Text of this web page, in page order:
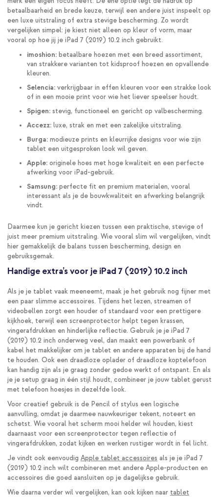
betaalbaarheid en brede keuze, terwijl een andere juist inspeelt op
een luxe uitstraling of extra stevige bescherming. Zo wordt
vergelijken simpel: je kiest niet alleen op kleur of vorm, maar
vooral op hoe jij je iPad 7 (2019) 10.2 inch gebruikt.
imoshion: betaalbare hoezen met een breed assortiment,
van strakkere varianten tot kidsproof hoezen en opvallende
kleuren.
Selencia: verkrijgbaar in effen kleuren voor een strakke look
of in een mooie print voor wie het liever speelser houdt.
Spigen: stevig, functioneel en gericht op valbescherming.
Accezz: luxe, strak en met een zakelijke uitstraling.
Burga: modieuze prints en kleurrijke designs voor wie zijn
tablet een uitgesproken look wil geven.
Apple: originele hoes met hoge kwaliteit en een perfecte
afwerking voor iPad-gebruik.
Samsung: perfecte fit en premium materialen, vooral
interessant als je de bouwkwaliteit en afwerking belangrijk
vindt.
Daarmee kun je gericht kiezen tussen een praktische, stevige of
juist meer premium uitstraling. Wie vooral slim wil vergelijken, vindt
hier gemakkelijk de balans tussen bescherming, design en
gebruiksgemak.
Handige extra’s voor je iPad 7 (2019) 10.2 inch
Als je je tablet vaak meeneemt, maak je het gebruik nog fijner met
een paar slimme accessoires. Tijdens het lezen, streamen of
videobellen zorgt een houder of standaard voor een prettigere
kijkhoek, terwijl een screenprotector helpt tegen krassen,
vingerafdrukken en hinderlijke reflectie. Gebruik je je iPad 7
(2019) 10.2 inch onderweg veel, dan maakt een powerbank of
kabel het makkelijker om je tablet en andere apparaten bij de hand
te houden. Ook een draadloze oplader of draadloze koptelefoon
kan handig zijn als je graag zonder gedoe werkt of ontspant. En als
je je setup graag in één stijl houdt, combineer je jouw tablet gerust
met telefoon hoesjes in dezelfde look.
Voor creatief gebruik is de Pencil of stylus een logische
aanvulling, omdat je daarmee nauwkeuriger tekent, noteert en
schetst. Wie vooral het scherm mooi helder wil houden, kiest
daarnaast voor een screenprotector tegen reflectie of
vingerafdrukken, zodat kijken en werken rustiger wordt in fel licht.
Je vindt ook eenvoudig Apple tablet accessoires als je je iPad 7
(2019) 10.2 inch wilt combineren met andere Apple-producten en
accessoires die goed aansluiten op je dagelijkse gebruik.
Wie daarna verder wil vergelijken, kan ook kijken naar tablet